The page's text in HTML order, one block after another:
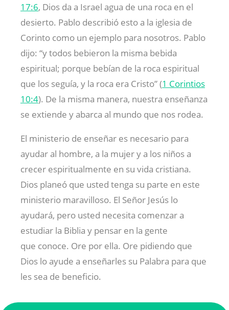
17:6, Dios da a Israel agua de una roca en el
desierto. Pablo describió esto a la iglesia de
Corinto como un ejemplo para nosotros. Pablo
dijo: “y todos bebieron la misma bebida
espiritual; porque bebían de la roca espiritual
que los seguía, y la roca era Cristo” (1 Corintios
10:4). De la misma manera, nuestra enseñanza
se extiende y abarca al mundo que nos rodea.
El ministerio de enseñar es necesario para
ayudar al hombre, a la mujer y a los niños a
crecer espiritualmente en su vida cristiana.
Dios planeó que usted tenga su parte en este
ministerio maravilloso. El Señor Jesús lo
ayudará, pero usted necesita comenzar a
estudiar la Biblia y pensar en la gente
que conoce. Ore por ella. Ore pidiendo que
Dios lo ayude a enseñarles su Palabra para que
les sea de beneficio.